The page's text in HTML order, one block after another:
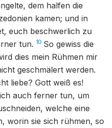
dem halfen die
kamen; und in
euch beschwerlich zu
tun. 10 So gewiss die
dies mein Rühmen mir
geschmälert werden.
liebe? Gott weiß es!
auch ferner tun, um
welche eine
worin sie sich rühmen, so